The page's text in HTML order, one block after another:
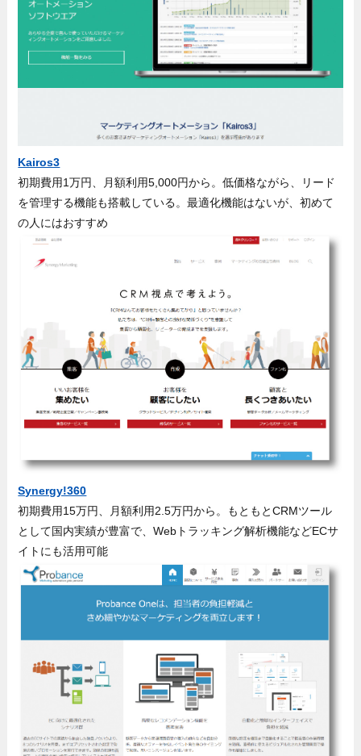
Kairos3
初期費用1万円、月額利用5,000円から。低価格ながら、リード
を管理する機能も搭載している。最適化機能はないが、初めて
の人にはおすすめ
Synergy!360
初期費用15万円、月額利用2.5万円から。もともとCRMツール
として国内実績が豊富で、Webトラッキング解析機能などECサ
イトにも活用可能